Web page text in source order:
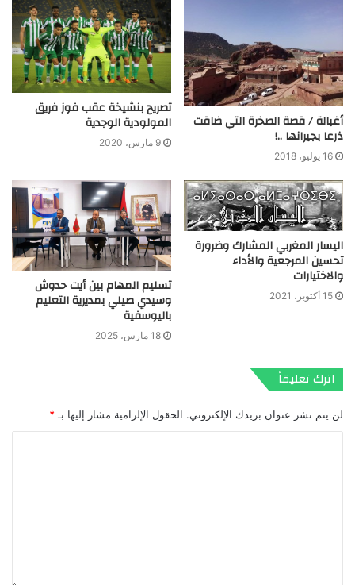
أغبالة / قصة الصخرة التي ضاقت
ذرعا بجيرانها ..!
16 يوليو، 2018
تصريح بنشيخة عقب فوز فريق
المولودية الوجدية
9 مارس، 2020
اليسار المغربي المشارك وضرورة
تحسين المرجعية والأداء
والاختيارات
15 أكتوبر، 2021
تسليم المهام بين أيت حدوش
وسيدي صيلي بمديرية التعليم
باليوسفية
18 مارس، 2025
اترك تعليقاً
لن يتم نشر عنوان بريدك الإلكتروني. الحقول الإلزامية مشار إليها بـ *